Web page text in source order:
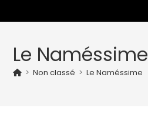
Le Naméssime
> Non classé > Le Naméssime